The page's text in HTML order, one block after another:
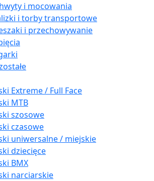
i mocowania
i torby transportowe
i przechowywanie
Extreme / Full Face
MTB
szosowe
czasowe
uniwersalne / miejskie
dziecięce
BMX
narciarskie